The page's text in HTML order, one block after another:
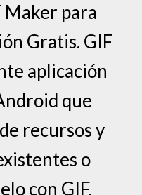
Maker para
Gratis. GIF
aplicación
que
recursos y
o
con GIF.